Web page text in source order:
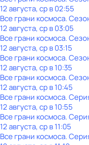
12 августа, ср в 02:55
Все грани космоса.
12 августа, ср в 03:05
Все грани космоса.
12 августа, ср в 03:15
Все грани космоса.
12 августа, ср в 10:35
Все грани космоса.
12 августа, ср в 10:45
Все грани космоса.
12 августа, ср в 10:55
Все грани космоса.
12 августа, ср в 11:05
Все грани космоса.